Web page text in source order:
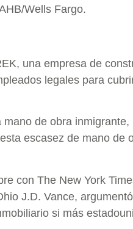
Wells Fargo.
una empresa de
legales para
mano de obra
escasez de mano de
con The New York
J.D. Vance,
si más